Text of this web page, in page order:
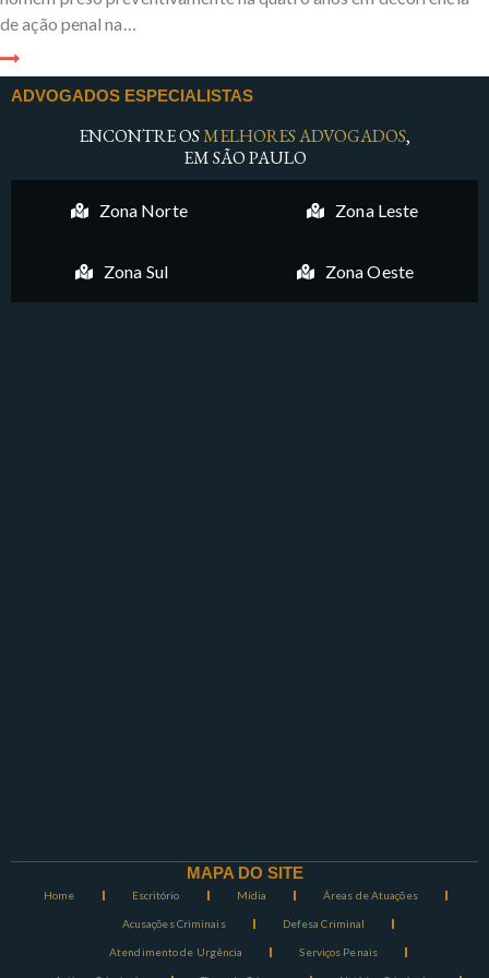
de ação penal na…
ADVOGADOS ESPECIALISTAS
ENCONTRE OSMELHORES ADVOGADOS,
EM SÃO PAULO
Zona Norte Zona Leste
Zona Sul Zona Oeste
MAPA DO SITE
Home Escritório Mídia Áreas de Atuações
Acusações Criminais Defesa Criminal
Atendimento de Urgência Serviços Penais